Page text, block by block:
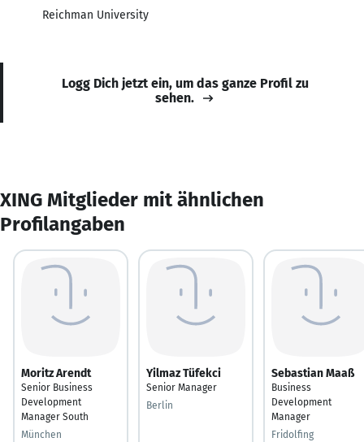
Reichman University
Logg Dich jetzt ein, um das ganze Profil zu
sehen.
XING Mitglieder mit ähnlichen
Profilangaben
Moritz Arendt
Senior Business
Development
Manager South
München
Yilmaz Tüfekci
Senior Manager
Berlin
Sebastian Maaß
Business
Development
Manager
Fridolfing